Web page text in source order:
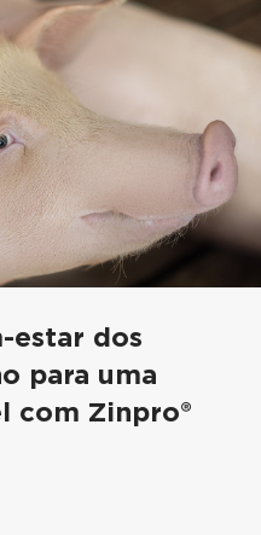
estar dos
para uma
com Zinpro®